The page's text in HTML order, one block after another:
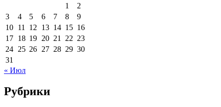
1
2
3
4 5 6 7 8
9
10 11 12 13 14 15 16
17 18 19 20 21 22 23
24 25 26 27 28 29 30
31
« Июл
Рубрики